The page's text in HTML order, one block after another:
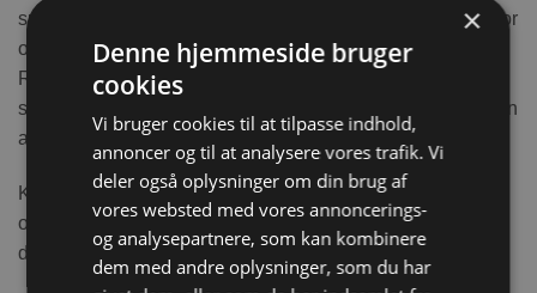
sugende underlag og med velcrolukning bag på, kan derfor
også bruges som løbetidsbind og ved inkontinens.
Ribkanter som sidder tæt til ben og hals er i lækker
strækbar bomuldskvalitet, så den er behagelig for din kanin
at have på.
Kaniner som er blevet neutraliseret eller har fået en anden
operation, kan have meget glæde af en bodystocking, da
den gør at din kanin ikke kan slikke eller kradse i såret.
×
Denne hjemmeside bruger
cookies
Vi bruger cookies til at tilpasse indhold,
annoncer og til at analysere vores trafik. Vi
deler også oplysninger om din brug af
vores websted med vores annoncerings-
og analysepartnere, som kan kombinere
dem med andre oplysninger, som du har